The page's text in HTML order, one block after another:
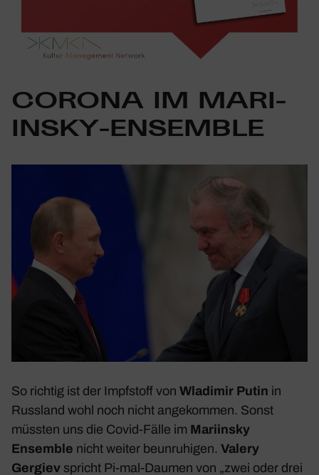
CORONA IM MARI­
INSKY-ENSEMBLE
So richtig ist der Impf­stoff von Wladimir Putin in
Russ­land wohl noch nicht ange­kommen. Sonst
müssten uns die Covid-Fälle im Mari­insky
Ensemble nicht weiter beun­ru­higen. Valery
Gergiev spricht Pi-mal-Daumen von „zwei oder drei